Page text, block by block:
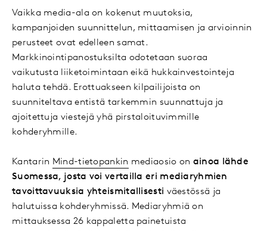
Vaikka media-ala on kokenut muutoksia,
kampanjoiden suunnittelun, mittaamisen ja arvioinnin
perusteet ovat edelleen samat.
Markkinointipanostuksilta odotetaan suoraa
vaikutusta liiketoimintaan eikä hukkainvestointeja
haluta tehdä. Erottuakseen kilpailijoista on
suunniteltava entistä tarkemmin suunnattuja ja
ajoitettuja viestejä yhä pirstaloituvimmille
kohderyhmille.
Kantarin Mind-tietopankin mediaosio on ainoa lähde
Suomessa, josta voi vertailla eri mediaryhmien
tavoittavuuksia yhteismitallisesti väestössä ja
halutuissa kohderyhmissä. Mediaryhmiä on
mittauksessa 26 kappaletta painetuista